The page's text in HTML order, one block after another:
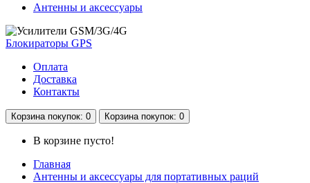
Антенны и аксессуары
Блокираторы GPS
Оплата
Доставка
Контакты
Корзина покупок: 0 Корзина покупок: 0
В корзине пусто!
Главная
Антенны и аксессуары для портативных раций